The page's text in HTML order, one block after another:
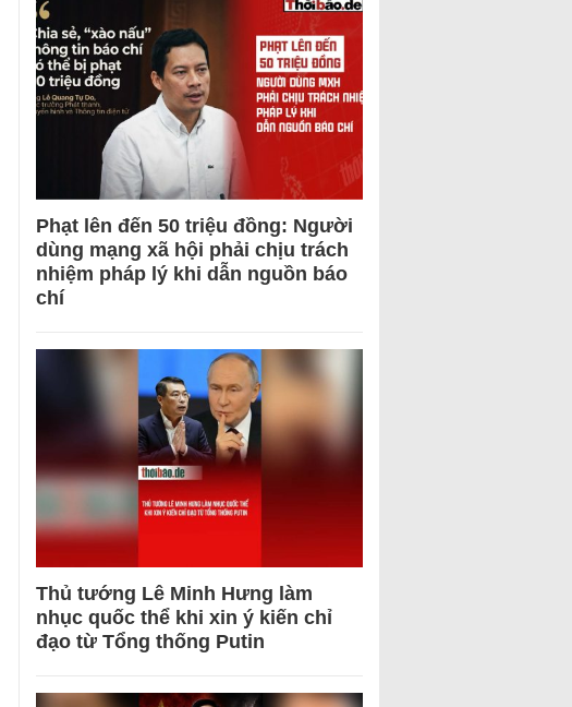
Phạt lên đến 50 triệu đồng: Người
dùng mạng xã hội phải chịu trách
nhiệm pháp lý khi dẫn nguồn báo
chí
Thủ tướng Lê Minh Hưng làm
nhục quốc thể khi xin ý kiến chỉ
đạo từ Tổng thống Putin